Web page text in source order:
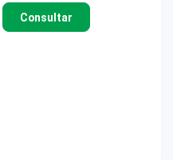
Consultar